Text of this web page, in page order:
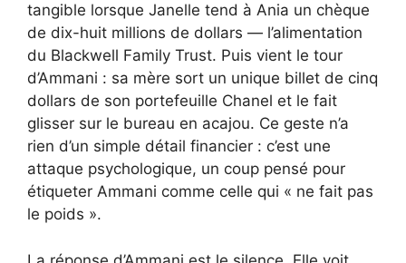
tangible lorsque Janelle tend à Ania un chèque
de dix-huit millions de dollars — l’alimentation
du Blackwell Family Trust. Puis vient le tour
d’Ammani : sa mère sort un unique billet de cinq
dollars de son portefeuille Chanel et le fait
glisser sur le bureau en acajou. Ce geste n’a
rien d’un simple détail financier : c’est une
attaque psychologique, un coup pensé pour
étiqueter Ammani comme celle qui « ne fait pas
le poids ».